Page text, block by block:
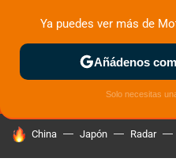
MENÚ
ZONA DE PRUEBAS
HOY SE HABLA DE
China Japón Radar
Ya puedes ver más de
Añádenos
Solo necesitas